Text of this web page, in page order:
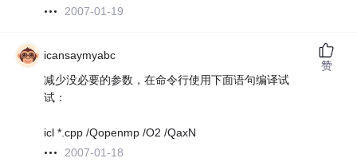
2007-01-19
icansaymyabc
减少没必要的参数，在命令行使用下面语句编译试
试：
icl *.cpp /Qopenmp /O2 /QaxN
2007-01-18
赞